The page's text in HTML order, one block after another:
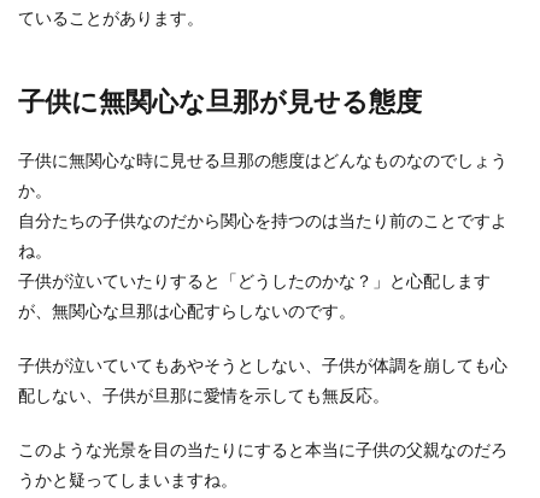
妊娠中の女性は、自分の体調のことやこれから始
るサポートと成功させる方法
い人もいます。 そんな時は転職を考えることもあ
るでしょ...
旦那にイライラ！新婚の妻が旦那にイ
ていることがあります。
子供に無関心な旦那が見せる態度
子供に無関心な時に見せる旦那の態度はどんなものなのでしょう
か。
自分たちの子供なのだから関心を持つのは当たり前のことですよ
ね。
子供が泣いていたりすると「どうしたのかな？」と心配します
が、無関心な旦那は心配すらしないのです。
子供が泣いていてもあやそうとしない、子供が体調を崩しても心
配しない、子供が旦那に愛情を示しても無反応。
このような光景を目の当たりにすると本当に子供の父親なのだろ
うかと疑ってしまいますね。